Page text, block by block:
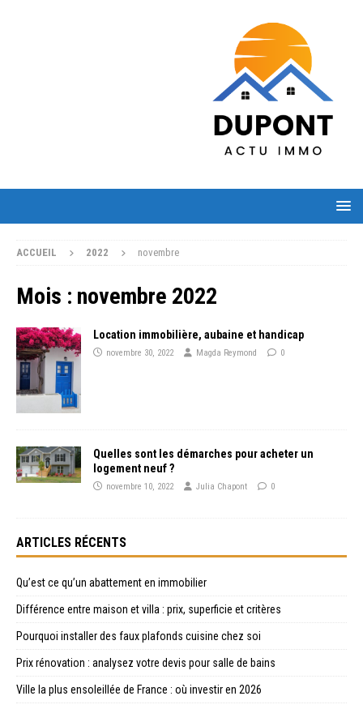
ACCUEIL 2022 novembre
Mois : novembre 2022
Location immobilière, aubaine et handicap
novembre 30, 2022 Magda Reymond 0
Quelles sont les démarches pour acheter un
logement neuf ?
novembre 10, 2022 Julia Chapont 0
ARTICLES RÉCENTS
Qu’est ce qu’un abattement en immobilier
Différence entre maison et villa : prix, superficie et critères
Pourquoi installer des faux plafonds cuisine chez soi
Prix rénovation : analysez votre devis pour salle de bains
Ville la plus ensoleillée de France : où investir en 2026